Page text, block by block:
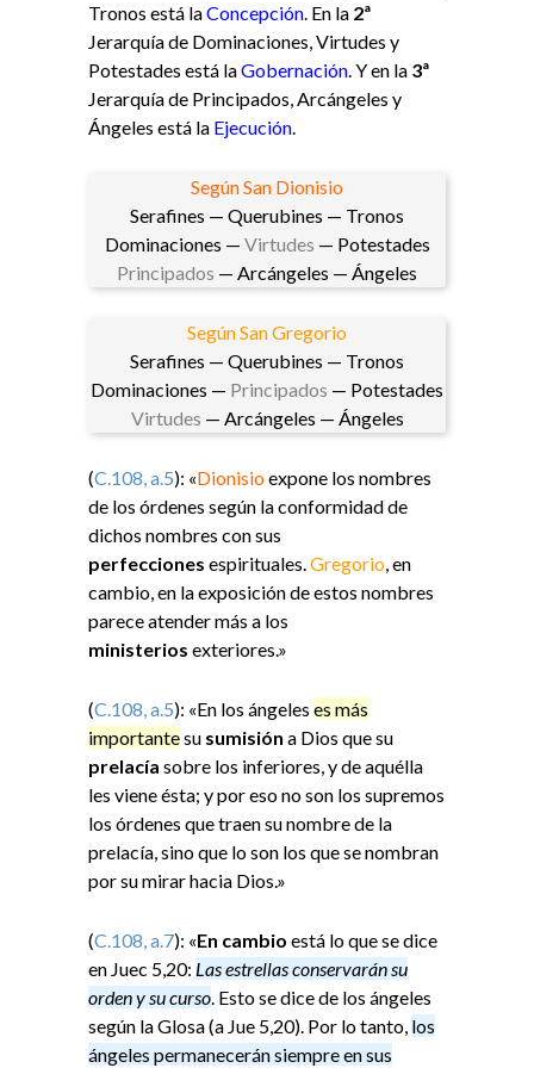
Tronos está laConcepción. En la 2ª
Jerarquía de Dominaciones, Virtudes y
Potestades está laGobernación. Y en la 3ª
Jerarquía de Principados, Arcángeles y
Ángeles está la Ejecución.
Según San Dionisio
Serafines — Querubines — Tronos
Dominaciones — Virtudes — Potestades
Principados — Arcángeles — Ángeles
Según San Gregorio
Serafines — Querubines — Tronos
Dominaciones — Principados — Potestades
Virtudes — Arcángeles — Ángeles
(C.108, a.5): «Dionisioexpone los nombres
de los órdenes según la conformidad de
dichos nombres con sus
perfecciones espirituales.Gregorio, en
cambio, en la exposición de estos nombres
parece atender más a los
ministerios exteriores.»
(C.108, a.5): «En los ángeles es más
importantesu sumisión a Dios que su
prelacía sobre los inferiores, y de aquélla
les viene ésta; y por eso no son los supremos
los órdenes que traen su nombre de la
prelacía, sino que lo son los que se nombran
por su mirar hacia Dios.»
(C.108, a.7): «En cambio está lo que se dice
en Juec 5,20: Las estrellas conservarán su
orden y su curso. Esto se dice de los ángeles
según la Glosa (a Jue 5,20). Por lo tanto, los
ángeles permanecerán siempre en sus